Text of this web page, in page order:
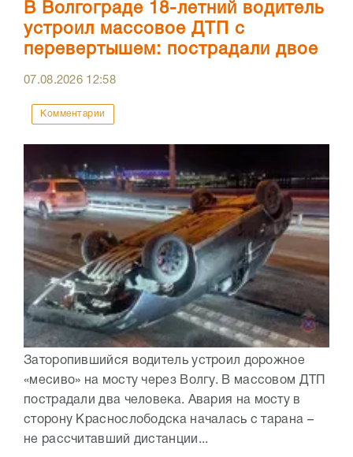
В Волгограде 18-летний водитель
устроил массовое ДТП с
перевертышем: пострадали двое
07.08.2026 12:58
Комментарии
Заторопившийся водитель устроил дорожное
«месиво» на мосту через Волгу. В массовом ДТП
пострадали два человека. Авария на мосту в
сторону Краснослободска началась с тарана –
не рассчитавший дистанции...